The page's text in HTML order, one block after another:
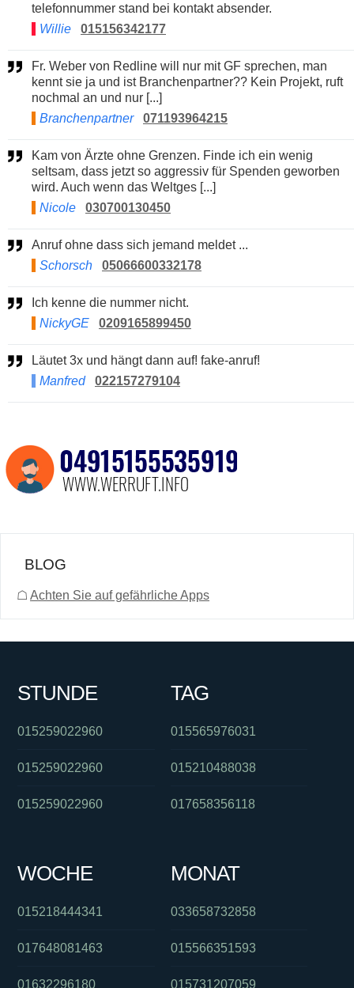
telefonnummer stand bei kontakt absender.
Willie
015156342177
Fr. Weber von Redline will nur mit GF sprechen, man
kennt sie ja und ist Branchenpartner?? Kein Projekt, ruft
nochmal an und nur [...]
Branchenpartner
071193964215
Kam von Ärzte ohne Grenzen. Finde ich ein wenig
seltsam, dass jetzt so aggressiv für Spenden geworben
wird. Auch wenn das Weltges [...]
Nicole
030700130450
Anruf ohne dass sich jemand meldet ...
Schorsch
05066600332178
Ich kenne die nummer nicht.
NickyGE
0209165899450
Läutet 3x und hängt dann auf! fake-anruf!
Manfred
022157279104
BLOG
☖ Achten Sie auf gefährliche Apps
STUNDE
015259022960
015259022960
015259022960
TAG
015565976031
015210488038
017658356118
WOCHE
015218444341
017648081463
01632296180
MONAT
033658732858
015566351593
015731207059